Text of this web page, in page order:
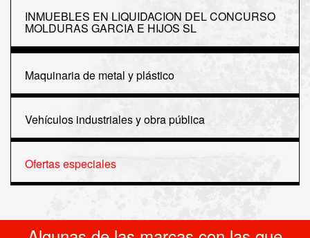
INMUEBLES EN LIQUIDACION DEL CONCURSO
MOLDURAS GARCIA E HIJOS SL
Maquinaria de metal y plástico
Vehículos industriales y obra pública
Ofertas especiales